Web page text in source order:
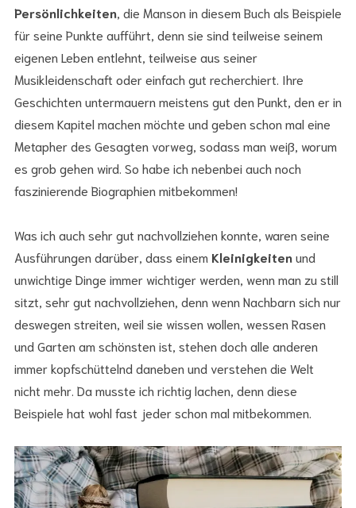
Persönlichkeiten, die Manson in diesem Buch als Beispiele
für seine Punkte aufführt, denn sie sind teilweise seinem
eigenen Leben entlehnt, teilweise aus seiner
Musikleidenschaft oder einfach gut recherchiert. Ihre
Geschichten untermauern meistens gut den Punkt, den er in
diesem Kapitel machen möchte und geben schon mal eine
Metapher des Gesagten vorweg, sodass man weiß, worum
es grob gehen wird. So habe ich nebenbei auch noch
faszinierende Biographien mitbekommen!
Was ich auch sehr gut nachvollziehen konnte, waren seine
Ausführungen darüber, dass einem Kleinigkeitenund
unwichtige Dinge immer wichtiger werden, wenn man zu still
sitzt, sehr gut nachvollziehen, denn wenn Nachbarn sich nur
deswegen streiten, weil sie wissen wollen, wessen Rasen
und Garten am schönsten ist, stehen doch alle anderen
immer kopfschüttelnd daneben und verstehen die Welt
nicht mehr. Da musste ich richtig lachen, denn diese
Beispiele hat wohl fast jeder schon mal mitbekommen.